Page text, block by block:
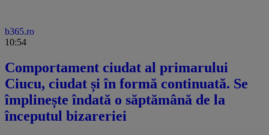
b365.ro
10:54
Comportament ciudat al primarului
Ciucu, ciudat și în formă continuată. Se
împlinește îndată o săptămână de la
începutul bizareriei